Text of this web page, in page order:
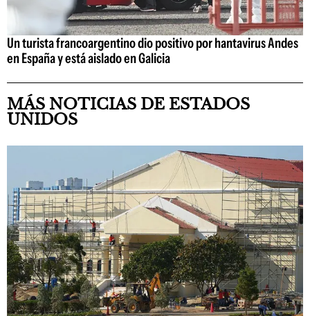
Un turista francoargentino dio positivo por hantavirus Andes
en España y está aislado en Galicia
MÁS NOTICIAS DE ESTADOS
UNIDOS